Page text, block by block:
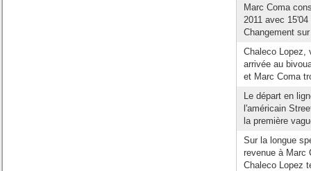
Marc Coma
2011 avec
Changement
Chaleco Lopez,
arrivée au
et Marc Coma
Le départ en
l'américain
la première
Sur la longue
revenue à Marc
Chaleco Lopez